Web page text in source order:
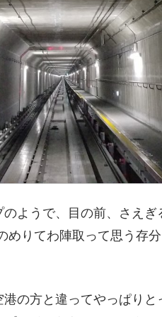
ようで、目の前、さえ
めりてわ陣取って思う存
の方と違ってやっぱり